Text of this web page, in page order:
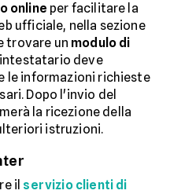
online per facilitare la
ufficiale, nella sezione
trovare un modulo di
intestatario deve
le informazioni richieste
Dopo l'invio del
la ricezione della
istruzioni.
il servizio clienti di